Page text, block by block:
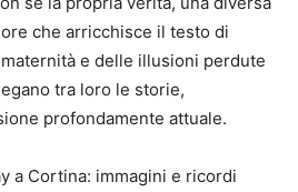
che arricchisce il testo di
e delle illusioni perdute
tra loro le storie,
profondamente attuale.
a Cortina: immagini e ricordi